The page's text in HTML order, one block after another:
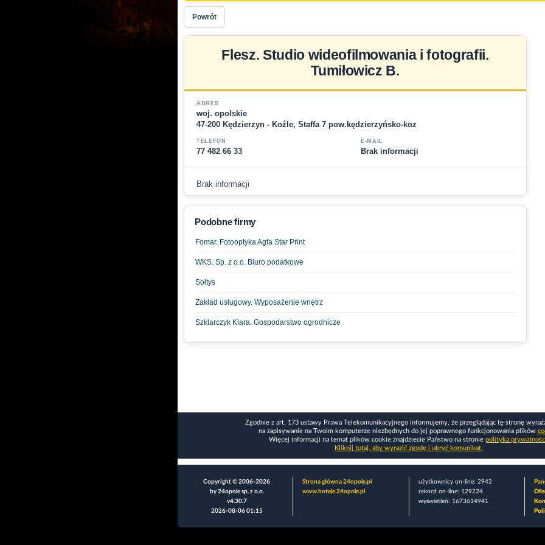
Powrót
Flesz. Studio wideofilmowania i fotografii.
Tumiłowicz B.
ADRES
woj. opolskie
47-200 Kędzierzyn - Koźle, Staffa 7 pow.kędzierzyńsko-koz
TELEFON
77 482 66 33
E-MAIL
Brak informacji
Brak informacji
Podobne firmy
Fomar. Fotooptyka Agfa Star Print
WKS. Sp. z o.o. Biuro podatkowe
Sołtys
Zakład usługowy. Wyposażenie wnętrz
Szklarczyk Klara. Gospodarstwo ogrodnicze
Zgodnie z art. 173 ustawy Prawa Telekomunikacyjnego informujemy, że przeglądając tę stronę
na zapisywanie na Twoim komputerze niezbędnych do jej poprawnego funkcjonowania plików
Więcej informacji na temat plików cookie znajdziecie Państwo na stronie polityka
Kliknij tutaj, aby wyrazić zgodę i ukryć komunikat.
Copyright © 2006-2026
by 24opole sp. z o.o.
v4.30.7
2026-08-06 01:15
Strona główna 24opole.pl
www.hotele.24opole.pl
użytkownicy on-line: 2942
rekord on-line: 129224
wyświetleń: 1673614941